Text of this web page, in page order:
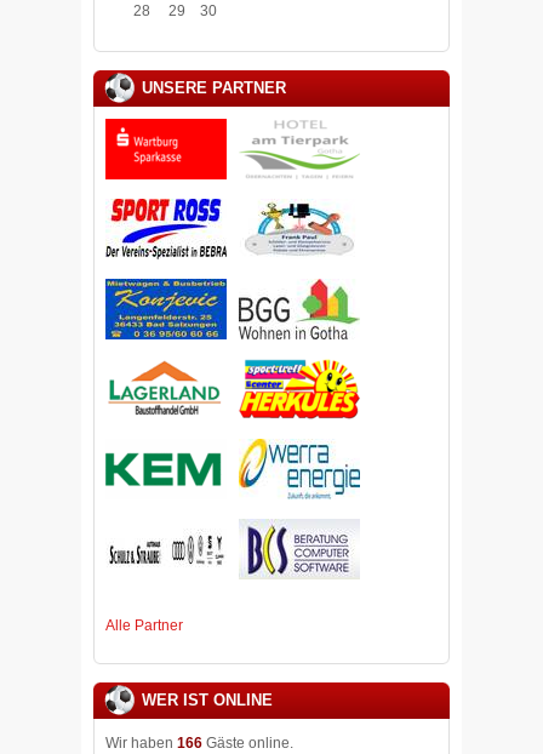
28
29 30
UNSERE PARTNER
Alle Partner
WER IST ONLINE
Wir haben 166 Gäste online.